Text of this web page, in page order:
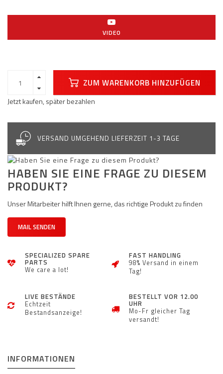
VIDEO
ZUM WARENKORB HINZUFÜGEN
Jetzt kaufen, später bezahlen
VERSAND UMGEHEND LIEFERZEIT 1-3 TAGE
HABEN SIE EINE FRAGE ZU DIESEM
PRODUKT?
Unser Mitarbeiter hilft Ihnen gerne, das richtige Produkt zu finden
MAIL SENDEN
SPECIALIZED SPARE
PARTS
We care a lot!
FAST HANDLING
98% Versand in einem
Tag!
LIVE BESTÄNDE
Echtzeit
Bestandsanzeige!
BESTELLT VOR 12.00
UHR
Mo-Fr gleicher Tag
versandt!
INFORMATIONEN